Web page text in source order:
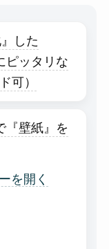
した
ピッタリな
可）
『壁紙』を
を開く